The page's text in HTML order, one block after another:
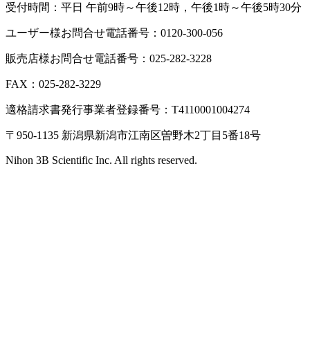
受付時間：平日 午前9時～午後12時，午後1時～午後5時30分
ユーザー様お問合せ電話番号：0120-300-056
販売店様お問合せ電話番号：025-282-3228
FAX：025-282-3229
適格請求書発行事業者登録番号：T4110001004274
〒950-1135 新潟県新潟市江南区曽野木2丁目5番18号
Nihon 3B Scientific Inc. All rights reserved.